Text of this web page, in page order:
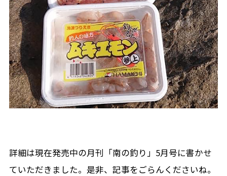
詳細は現在発売中の月刊「南の釣り」5月号に書かせ
ていただきました。是非、記事をごらんくださいね。